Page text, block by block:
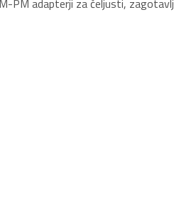
PM adapterji za čeljusti,